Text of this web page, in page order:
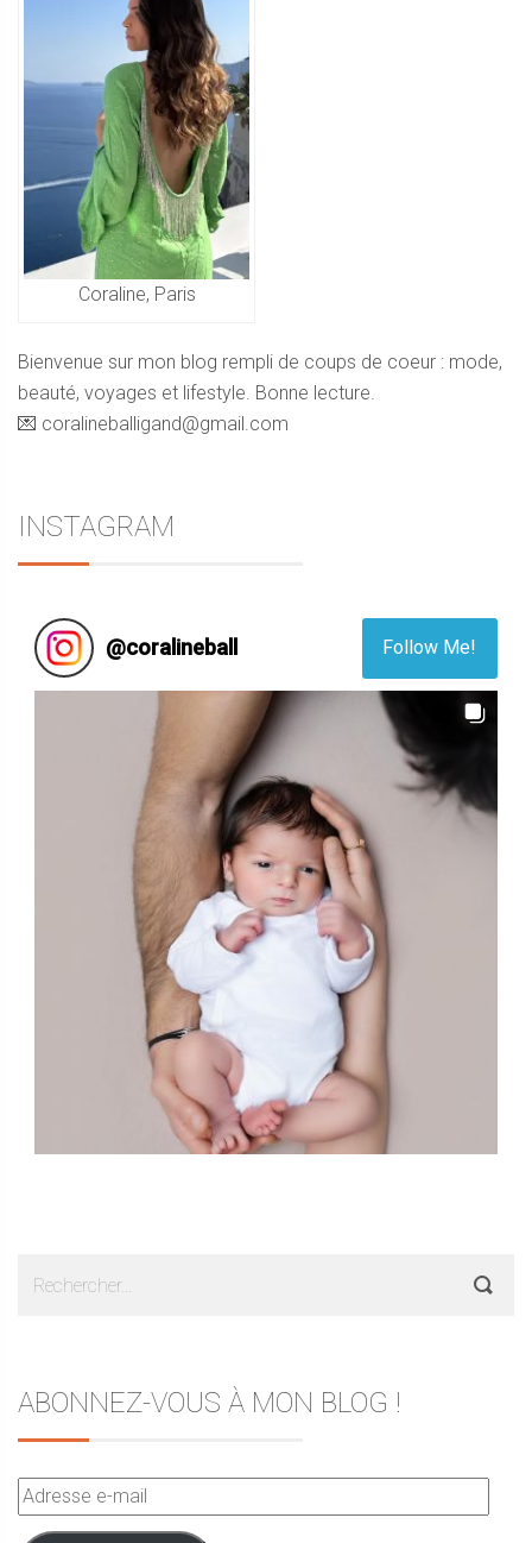
Coraline, Paris
Bienvenue sur mon blog rempli de coups de coeur : mode,
beauté, voyages et lifestyle. Bonne lecture.
💌 coralineballigand@gmail.com
INSTAGRAM
@coralineball Follow Me!
ABONNEZ-VOUS À MON BLOG !
Adresse
e-